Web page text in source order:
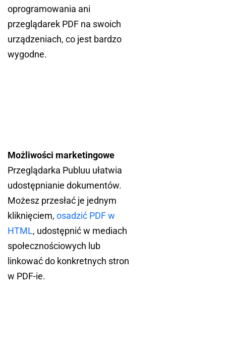
oprogramowania ani
przeglądarek PDF na swoich
urządzeniach, co jest bardzo
wygodne.
Możliwości marketingowe
Przeglądarka Publuu ułatwia
udostępnianie dokumentów.
Możesz przesłać je jednym
kliknięciem, osadzić PDF w
HTML, udostępnić w mediach
społecznościowych lub
linkować do konkretnych stron
w PDF-ie.